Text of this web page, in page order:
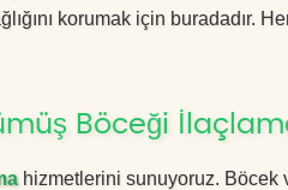
korumak için buradadır.
Böceği
hizmetlerini sunuyoruz. Böcek